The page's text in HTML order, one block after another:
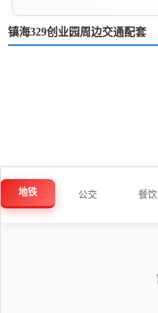
镇海329创业园周边交通配套
地铁 公交 餐饮